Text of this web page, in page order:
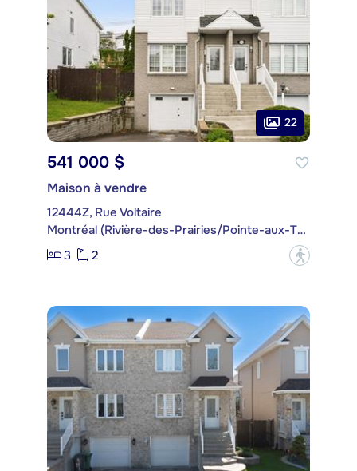
22
541 000 $
Maison à vendre
12444Z, Rue Voltaire
Montréal (Rivière-des-Prairies/Pointe-aux-Trembles)
3
2 ?